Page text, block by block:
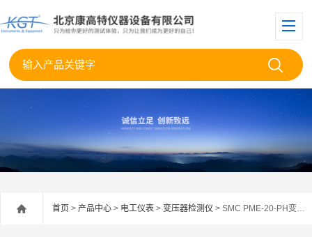
首页 > 产品中心 > 电工仪表 > 变压器检测仪 > SMC PME-20-PH变压器及变电站测试系统